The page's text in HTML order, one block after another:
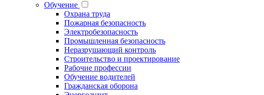
Обучение
Охрана труда
Пожарная безопасность
Электробезопасность
Промышленная безопасность
Неразрушающий контроль
Строительство и проектирование
Рабочие профессии
Обучение водителей
Гражданская оборона